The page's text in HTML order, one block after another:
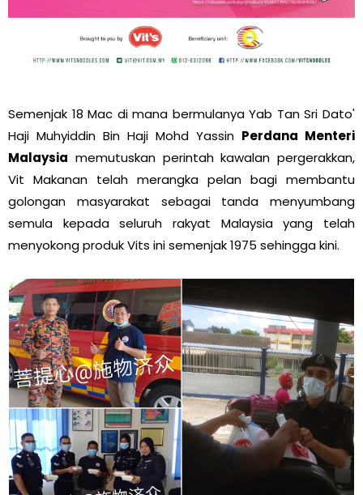
Semenjak 18 Mac di mana bermulanya Yab Tan Sri Dato'
Haji Muhyiddin Bin Haji Mohd Yassin Perdana Menteri
Malaysia memutuskan perintah kawalan pergerakkan,
Vit Makanan telah merangka pelan bagi membantu
golongan masyarakat sebagai tanda menyumbang
semula kepada seluruh rakyat Malaysia yang telah
menyokong produk Vits ini semenjak 1975 sehingga kini.